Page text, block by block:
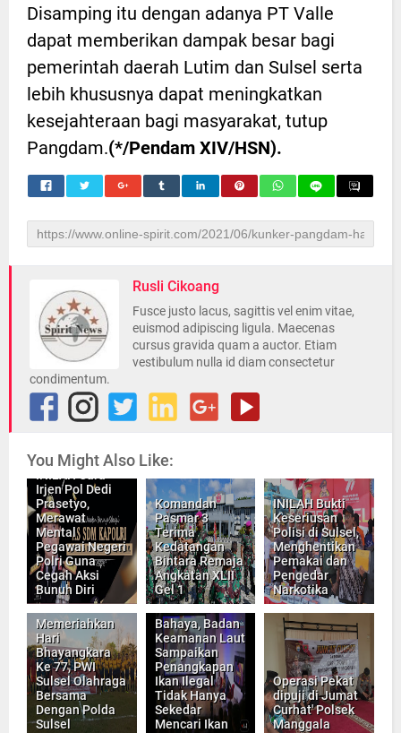
Disamping itu dengan adanya PT Valle
dapat memberikan dampak besar bagi
pemerintah daerah Lutim dan Sulsel serta
lebih khususnya dapat meningkatkan
kesejahteraan bagi masyarakat, tutup
Pangdam.(*/Pendam XIV/HSN).
Rusli Cikoang
Fusce justo lacus, sagittis vel enim vitae,
euismod adipiscing ligula. Maecenas
cursus gravida quam a auctor. Etiam
vestibulum nulla id diam consectetur
condimentum.
You Might Also Like:
Irjen Pol Dedi
Prasetyo,
Merawat
Mental
Pegawai Negeri
Polri Guna
Cegah Aksi
Bunuh Diri
Komandan
Pasmar 3
Terima
Kedatangan
Bintara Remaja
Angkatan XLII
Gel 1
INILAH Bukti
Keseriusan
Polisi di Sulsel,
Menghentikan
Pemakai dan
Pengedar
Narkotika
Memeriahkan
Hari
Bhayangkara
Ke 77, PWI
Sulsel Olahraga
Bersama
Dengan Polda
Sulsel
Bahaya, Badan
Keamanan Laut
Sampaikan
Penangkapan
Ikan Ilegal
Tidak Hanya
Sekedar
Mencari Ikan
Operasi Pekat
dipuji di Jumat
Curhat' Polsek
Manggala